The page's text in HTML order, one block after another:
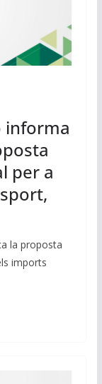
informa
per a
la proposta
imports